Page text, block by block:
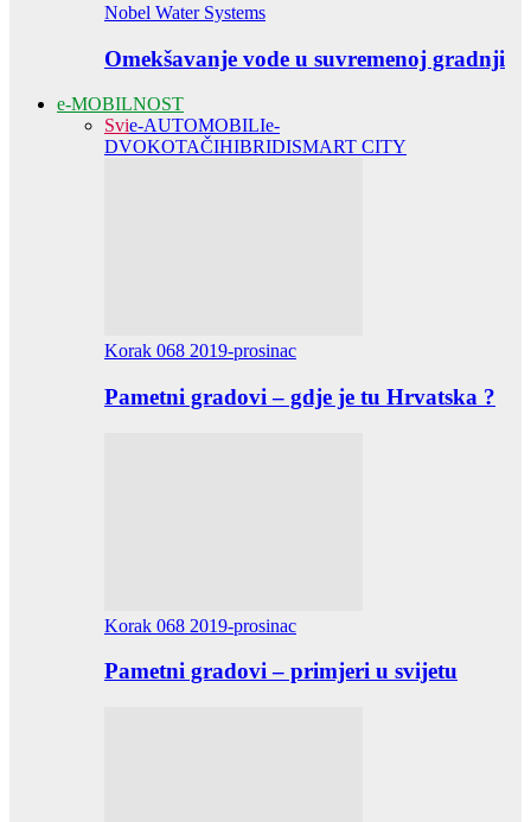
Nobel Water Systems
Omekšavanje vode u suvremenoj gradnji
e-MOBILNOST
Svie-AUTOMOBILIe-
DVOKOTAČIHIBRIDISMART CITY
Korak 068 2019-prosinac
Pametni gradovi – gdje je tu Hrvatska ?
Korak 068 2019-prosinac
Pametni gradovi – primjeri u svijetu